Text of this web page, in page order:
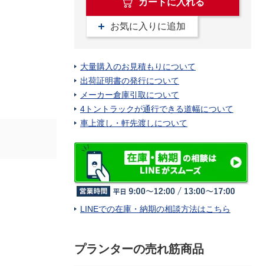
お気に入りに追加
大量購入のお見積もりについて
出荷証明書の発行について
メーカー倉庫引取について
4トントラックが通行できる道幅について
車上渡し・軒先渡しについて
LINEでの在庫・納期の相談方法はこちら
プランターの売れ筋商品